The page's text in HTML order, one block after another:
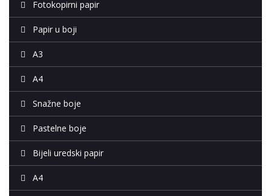
Fotokopirni papir
Papir u boji
A3
A4
Snažne boje
Pastelne boje
Bijeli uredski papir
A4